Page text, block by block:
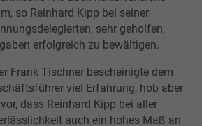
so Reinhard Kipp bei seiner
sehr geholfen,
erfolgreich zu bewältigen.
Frank Tischner bescheinigte dem
viel Erfahrung, hob aber
dass Reinhard Kipp bei aller
auch ein hohes Maß an